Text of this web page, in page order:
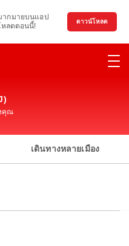
ากมายบนแอป
หลดตอนนี้!
ดาวน์โหลด
คุณ
เดินทางหลายเมือง